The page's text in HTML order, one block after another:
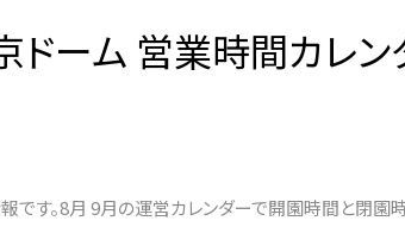
ドーム 営業時間カレン
です。8月 9月の運営カレンダーで開園時間と閉園